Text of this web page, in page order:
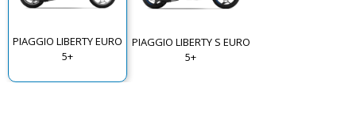
PIAGGIO LIBERTY EURO
5+
PIAGGIO LIBERTY S EURO
5+